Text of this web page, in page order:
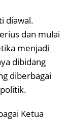
diawal.
dan mulai
menjadi
dibidang
diberbagai
Ketua